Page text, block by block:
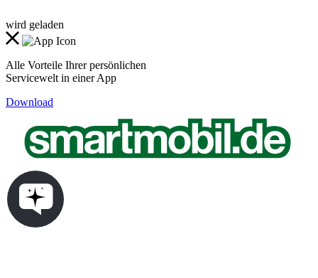
wird geladen
Alle Vorteile Ihrer persönlichen
Servicewelt in einer App
Download